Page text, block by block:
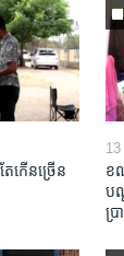
ែ​កើន​ច្រើន​
ខ
បណ្
ប្